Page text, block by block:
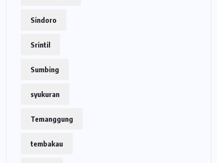
Sindoro
Srintil
Sumbing
syukuran
Temanggung
tembakau